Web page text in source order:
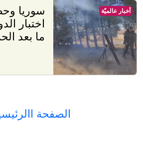
سوريا
اختبار
ما بعد
أخبار عالميّة
الصفحة